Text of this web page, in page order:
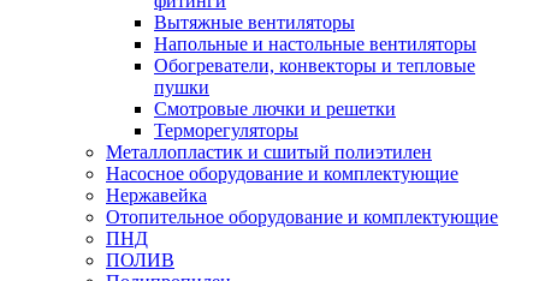
Вытяжные вентиляторы
Напольные и настольные вентиляторы
Обогреватели, конвекторы и тепловые
пушки
Смотровые лючки и решетки
Терморегуляторы
Металлопластик и сшитый полиэтилен
Насосное оборудование и комплектующие
Нержавейка
Отопительное оборудование и комплектующие
ПНД
ПОЛИВ